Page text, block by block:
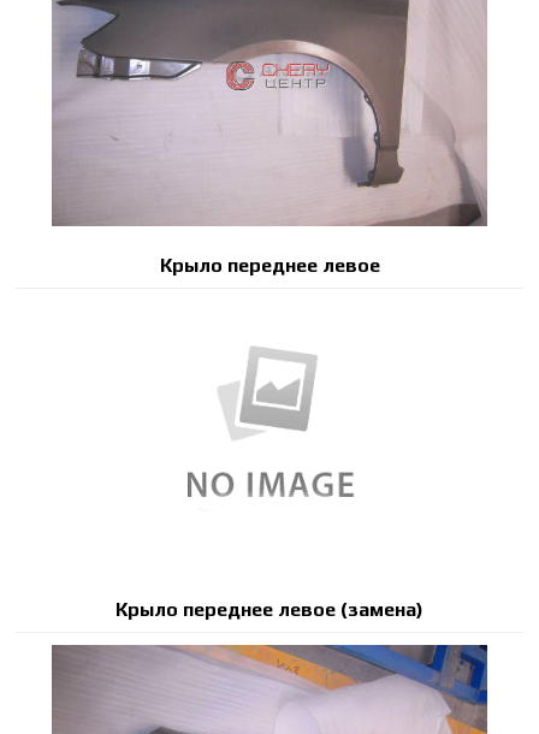
Крыло переднее левое
Крыло переднее левое (замена)